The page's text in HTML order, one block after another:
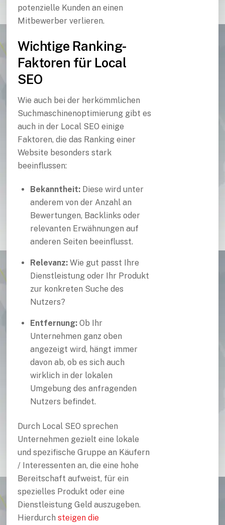
potenzielle Kunden an einen
Mitbewerber verlieren.
Wichtige Ranking-
Faktoren für Local
SEO
Wie auch bei der herkömmlichen
Suchmaschinenoptimierung gibt es
auch in der Local SEO einige
Faktoren, die das Ranking einer
Website besonders stark
beeinflussen:
Bekanntheit: Diese wird unter
anderem von der Anzahl an
Bewertungen, Backlinks oder
relevanten Erwähnungen auf
anderen Seiten beeinflusst.
Relevanz: Wie gut passt Ihre
Dienstleistung oder Ihr Produkt
zur konkreten Suche des
Nutzers?
Entfernung: Ob Ihr
Unternehmen ganz oben
angezeigt wird, hängt immer
davon ab, ob es sich auch
wirklich in der lokalen
Umgebung des anfragenden
Nutzers befindet.
Durch Local SEO sprechen
Unternehmen gezielt eine lokale
und spezifische Gruppe an Käufern
/ Interessenten an, die eine hohe
Bereitschaft aufweist, für ein
spezielles Produkt oder eine
Dienstleistung Geld auszugeben.
Hierdurch steigen die